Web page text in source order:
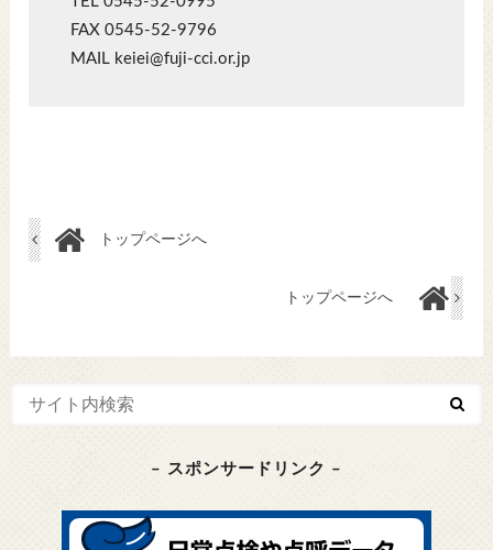
FAX 0545-52-9796
MAIL keiei@fuji-cci.or.jp
トップページへ
トップページへ
– スポンサードリンク –